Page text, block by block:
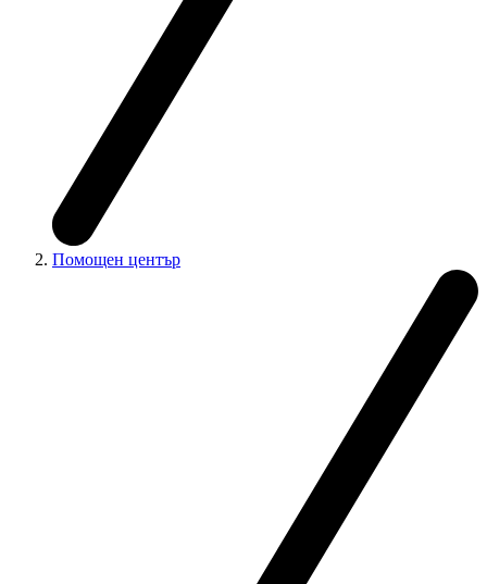
Помощен център